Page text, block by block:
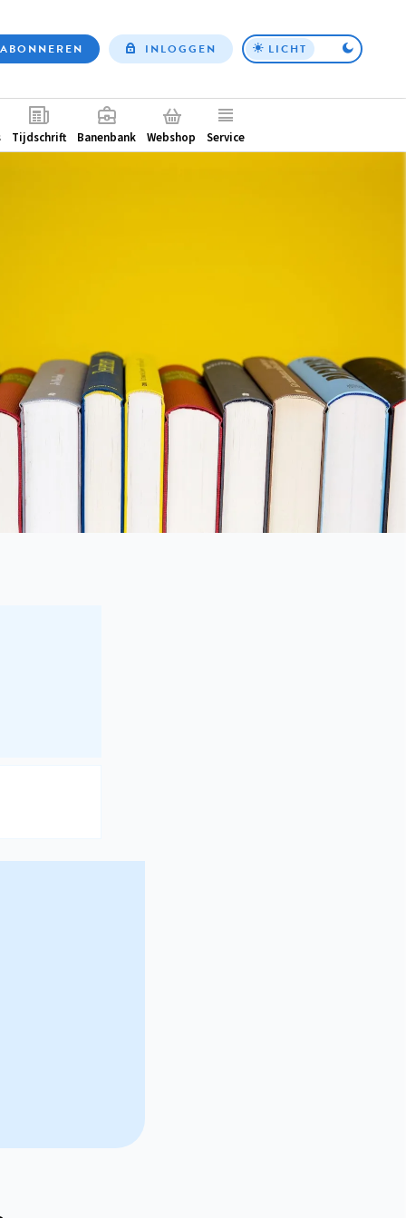
Top
ABONNEREN INLOGGEN LICHT
Tijdschrift Banenbank Webshop Service